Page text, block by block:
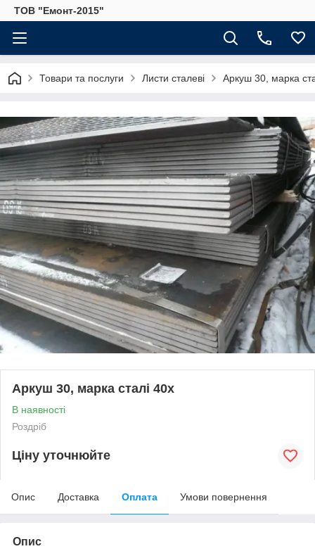
ТОВ "Емонт-2015"
Товари та послуги Листи сталеві Аркуш 30, марка
Аркуш 30, марка сталі 40х
В наявності
Роздріб
Ціну уточнюйте
Опис Доставка Оплата Умови повернення
Опис